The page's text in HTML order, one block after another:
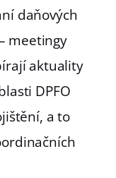
daňových
meetingy
aktuality
DPFO
a to